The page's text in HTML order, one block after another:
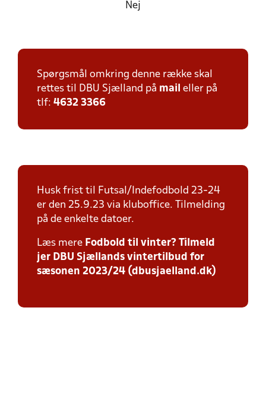
Nej
Spørgsmål omkring denne række skal
rettes til DBU Sjælland på mail eller på
tlf: 4632 3366
Husk frist til Futsal/Indefodbold 23-24
er den 25.9.23 via kluboffice. Tilmelding
på de enkelte datoer.
Læs mere Fodbold til vinter? Tilmeld
jer DBU Sjællands vintertilbud for
sæsonen 2023/24 (dbusjaelland.dk)